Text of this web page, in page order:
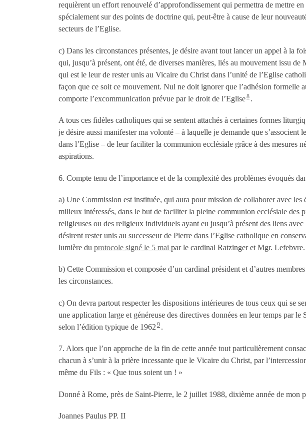
requièrent un effort renouvelé d’approfondissement qui permettra de mettre
spécialement sur des points de doctrine qui, peut-être à cause de leur
secteurs de l’Eglise.
c) Dans les circonstances présentes, je désire avant tout lancer un appel à la
qui, jusqu’à présent, ont été, de diverses manières, liés au mouvement issu
qui est le leur de rester unis au Vicaire du Christ dans l’unité de l’Eglise
façon que ce soit ce mouvement. Nul ne doit ignorer que l’adhésion formelle
comporte l’excommunication prévue par le droit de l’Eglise8 .
A tous ces fidèles catholiques qui se sentent attachés à certaines formes
je désire aussi manifester ma volonté – à laquelle je demande que s’associent
dans l’Eglise – de leur faciliter la communion ecclésiale grâce à des mesures
aspirations.
6. Compte tenu de l’importance et de la complexité des problèmes évoqués
a) Une Commission est instituée, qui aura pour mission de collaborer avec les
milieux intéressés, dans le but de faciliter la pleine communion ecclésiale des
religieuses ou des religieux individuels ayant eu jusqu’à présent des liens
désirent rester unis au successeur de Pierre dans l’Eglise catholique en
lumière du protocole signé le 5 mai par le cardinal Ratzinger et Mgr. Lefebvre.
b) Cette Commission et composée d’un cardinal président et d’autres
les circonstances.
c) On devra partout respecter les dispositions intérieures de tous ceux qui se
une application large et généreuse des directives données en leur temps par
selon l’édition typique de 1962 9 .
7. Alors que l’on approche de la fin de cette année tout particulièrement
chacun à s’unir à la prière incessante que le Vicaire du Christ, par
même du Fils : « Que tous soient un ! »
Donné à Rome, près de Saint-Pierre, le 2 juillet 1988, dixième année de mon
Joannes Paulus PP. II